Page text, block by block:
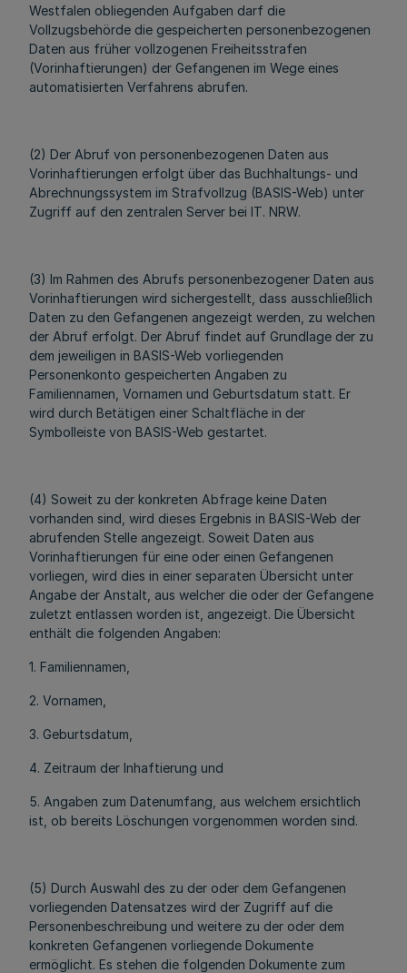
Westfalen obliegenden Aufgaben darf die
Vollzugsbehörde die gespeicherten personenbezogenen
Daten aus früher vollzogenen Freiheitsstrafen
(Vorinhaftierungen) der Gefangenen im Wege eines
automatisierten Verfahrens abrufen.
(2) Der Abruf von personenbezogenen Daten aus
Vorinhaftierungen erfolgt über das Buchhaltungs- und
Abrechnungssystem im Strafvollzug (BASIS-Web) unter
Zugriff auf den zentralen Server bei IT. NRW.
(3) Im Rahmen des Abrufs personenbezogener Daten aus
Vorinhaftierungen wird sichergestellt, dass ausschließlich
Daten zu den Gefangenen angezeigt werden, zu welchen
der Abruf erfolgt. Der Abruf findet auf Grundlage der zu
dem jeweiligen in BASIS-Web vorliegenden
Personenkonto gespeicherten Angaben zu
Familiennamen, Vornamen und Geburtsdatum statt. Er
wird durch Betätigen einer Schaltfläche in der
Symbolleiste von BASIS-Web gestartet.
(4) Soweit zu der konkreten Abfrage keine Daten
vorhanden sind, wird dieses Ergebnis in BASIS-Web der
abrufenden Stelle angezeigt. Soweit Daten aus
Vorinhaftierungen für eine oder einen Gefangenen
vorliegen, wird dies in einer separaten Übersicht unter
Angabe der Anstalt, aus welcher die oder der Gefangene
zuletzt entlassen worden ist, angezeigt. Die Übersicht
enthält die folgenden Angaben:
1. Familiennamen,
2. Vornamen,
3. Geburtsdatum,
4. Zeitraum der Inhaftierung und
5. Angaben zum Datenumfang, aus welchem ersichtlich
ist, ob bereits Löschungen vorgenommen worden sind.
(5) Durch Auswahl des zu der oder dem Gefangenen
vorliegenden Datensatzes wird der Zugriff auf die
Personenbeschreibung und weitere zu der oder dem
konkreten Gefangenen vorliegende Dokumente
ermöglicht. Es stehen die folgenden Dokumente zum